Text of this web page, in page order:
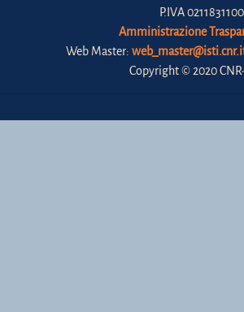
P.IVA
Amministrazione
Web Master:
Copyright © 2020